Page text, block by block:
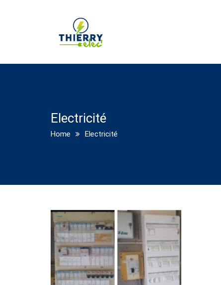
Electricité
Home Electricité